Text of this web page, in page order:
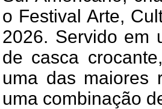
o Festival Arte,
2026. Servido em
de casca
uma das maiores
uma combinação